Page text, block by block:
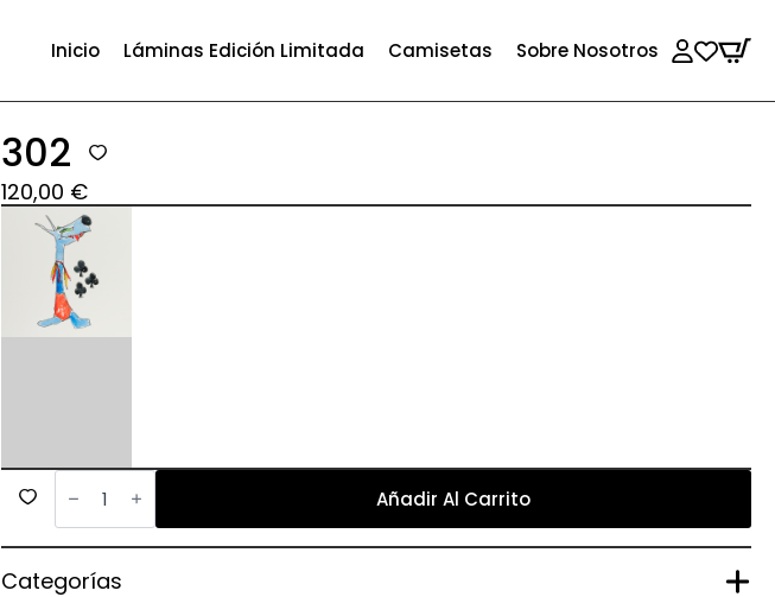
Inicio Láminas Edición Limitada Camisetas Sobre Nosotros
302
120,00 €
302
cantidad Añadir Al Carrito
Categorías